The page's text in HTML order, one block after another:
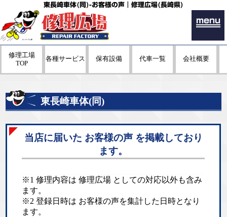
東長崎車体(同)-お客様の声｜修理広場(長崎県)
menu
修理工場
TOP
各種サービス 保有設備 代車一覧 会社概要
東長崎車体(同)
当店に届いた お客様の声 を掲載しており
ます。
※1 修理内容は 修理広場 としての対応以外も含み
ます。
※2 登録日時は お客様の声を集計した日時となり
ます。